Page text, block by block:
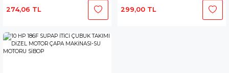
274,06 TL 299,00 TL